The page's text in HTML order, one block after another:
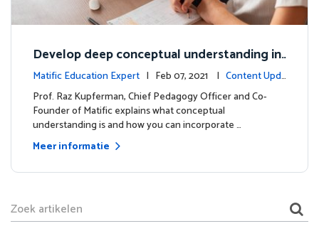
Develop deep conceptual understanding in
mathematics
Matific Education Expert | Feb 07, 2021 | Content Upda
tes
Prof. Raz Kupferman, Chief Pedagogy Officer and Co-
Founder of Matific explains what conceptual
understanding is and how you can incorporate …
Meer informatie